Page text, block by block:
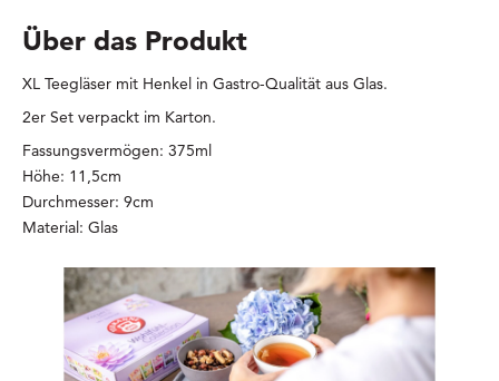
Über das Produkt
XL Teegläser mit Henkel in Gastro-Qualität aus Glas.
2er Set verpackt im Karton.
Fassungsvermögen: 375ml
Höhe: 11,5cm
Durchmesser: 9cm
Material: Glas